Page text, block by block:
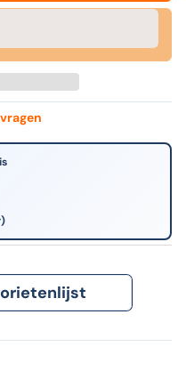
design
design
13x17mm